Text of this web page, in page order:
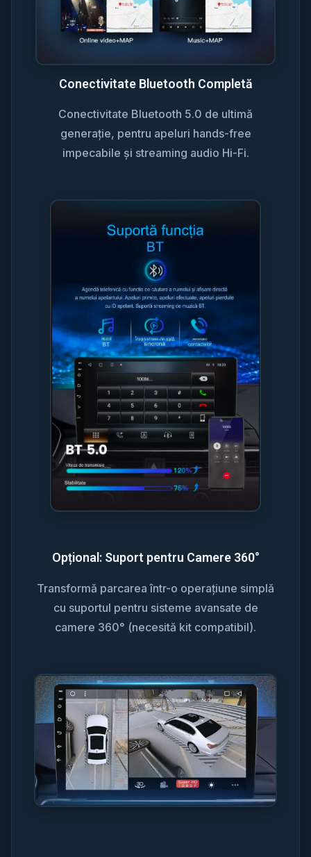
Conectivitate Bluetooth Completă
Conectivitate Bluetooth 5.0 de ultimă
generație, pentru apeluri hands-free
impecabile și streaming audio Hi-Fi.
Opțional: Suport pentru Camere 360°
Transformă parcarea într-o operațiune simplă
cu suportul pentru sisteme avansate de
camere 360° (necesită kit compatibil).